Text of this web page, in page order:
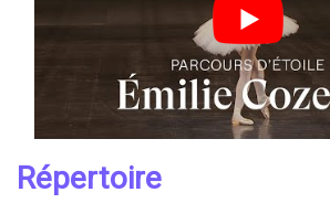
Répertoire